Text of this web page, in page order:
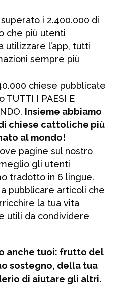
i 2.400.000 di
che più utenti
utilizzare l’app, tutti
sempre più
chiese pubblicate
TUTTI I PAESI E
Insieme abbiamo
chiese cattoliche più
al mondo!
pagine sul nostro
gli utenti
tradotto in 6 lingue.
pubblicare articoli che
la tua vita
utili da condividere
anche tuoi: frutto del
sostegno, della tua
di aiutare gli altri.